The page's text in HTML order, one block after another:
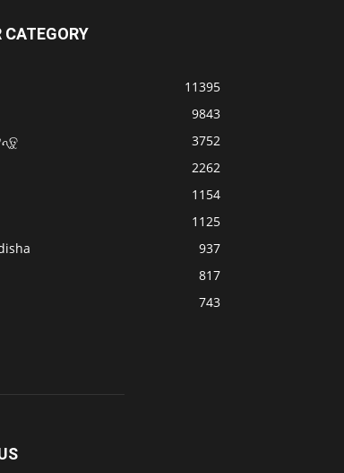
CATEGORY
11395
9843
3752
2262
1154
1125
937
817
743